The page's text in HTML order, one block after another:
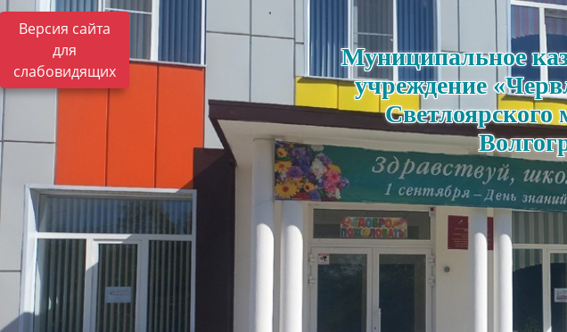
Версия сайта
для
слабовидящих
Муниципальное
учреждение
Светлоярского